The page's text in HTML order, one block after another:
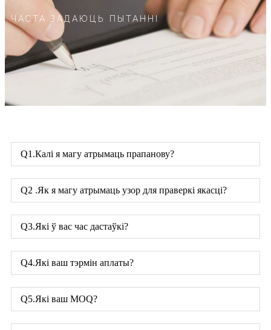
ЧАСТА ЗАДАЮЦЬ ПЫТАННІ
Q1.Калі я магу атрымаць прапанову?
Q2 .Як я магу атрымаць узор для праверкі якасці?
Q3.Які ў вас час дастаўкі?
Q4.Які ваш тэрмін аплаты?
Q5.Які ваш MOQ?